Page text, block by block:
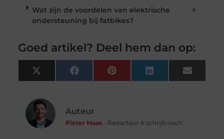
Wat zijn de voordelen van elektrische
ondersteuning bij fatbikes?
▼
Goed artikel? Deel hem dan op:
X
(Twitter)
FacebookPinterest LinkedIn Email
Auteur
Pieter Maas- Redacteur & schrijfcoach